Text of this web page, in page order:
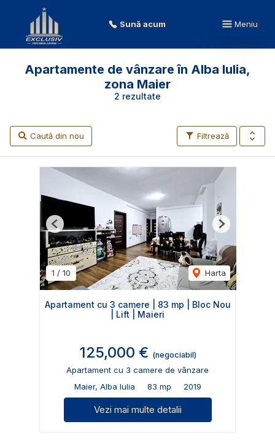
Sună acum Meniu
2 rezultate
Apartamente de vânzare în Alba Iulia,
zona Maier
Filtrează
Caută din nou
1 / 10 Harta
Previous Next
Apartament cu 3 camere | 83 mp | Bloc Nou
| Lift | Maieri
125,000 € (negociabil)
Apartament cu 3 camere de vânzare
Maier, Alba Iulia
83 mp 2019
Vezi mai multe detalii